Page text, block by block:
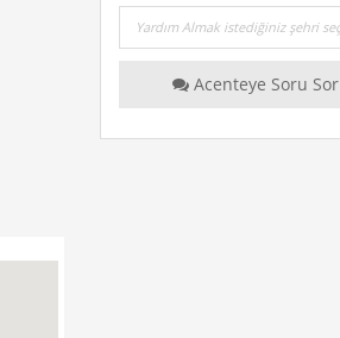
Acenteye Soru Sor